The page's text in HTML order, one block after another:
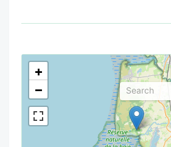
<!---->
+
−